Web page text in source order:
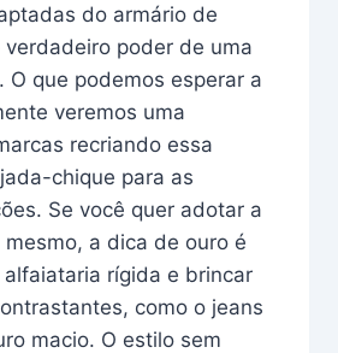
do armário de
poder de uma
O que podemos esperar a
veremos uma
recriando essa
chique para as
Se você quer adotar a
a dica de ouro é
rígida e brincar
como o jeans
macio. O estilo sem